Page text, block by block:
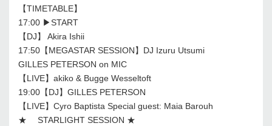
【TIMETABLE】
17:00 ▶START
【DJ】 Akira Ishii
17:50【MEGASTAR SESSION】DJ Izuru Utsumi
GILLES PETERSON on MIC
【LIVE】akiko & Bugge Wesseltoft
19:00【DJ】GILLES PETERSON
【LIVE】Cyro Baptista Special guest: Maia Barouh
★ STARLIGHT SESSION ★